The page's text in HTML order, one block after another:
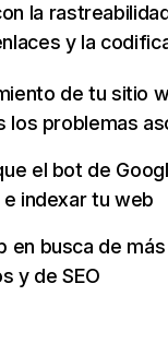
la
y la
de tu sitio
los problemas
el bot de
indexar tu web
en busca de
y de SEO